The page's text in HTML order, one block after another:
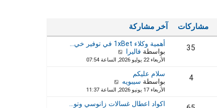
مشاركات آخر مشاركة
35
أهمية وكلاء 1xBet في توفير خي…
بواسطة فاليرا
ا
آ
خ
م
الأربعاء 22 يوليو 2026, الساعة 07:54
4
سلام عليكم
بواسطة سيبويه
ا
د
الأربعاء 17 يونيو 2026, الساعة 11:37
اكواد اعطال غسالات زانوسي وتو…